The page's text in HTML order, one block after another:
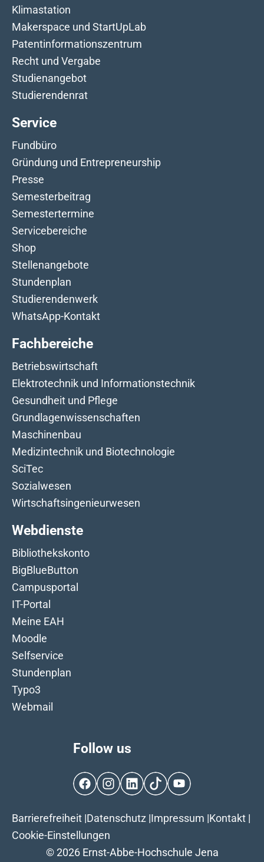
Klimastation
Makerspace und StartUpLab
Patentinformationszentrum
Recht und Vergabe
Studienangebot
Studierendenrat
Service
Fundbüro
Gründung und Entrepreneurship
Presse
Semesterbeitrag
Semestertermine
Servicebereiche
Shop
Stellenangebote
Stundenplan
Studierendenwerk
WhatsApp-Kontakt
Fachbereiche
Betriebswirtschaft
Elektrotechnik und Informationstechnik
Gesundheit und Pflege
Grundlagenwissenschaften
Maschinenbau
Medizintechnik und Biotechnologie
SciTec
Sozialwesen
Wirtschaftsingenieurwesen
Webdienste
Bibliothekskonto
BigBlueButton
Campusportal
IT-Portal
Meine EAH
Moodle
Selfservice
Stundenplan
Typo3
Webmail
Follow us
FacebookInstagram
LinkedInTikTokYouTube
Barrierefreiheit |Datenschutz |Impressum |Kontakt |
Cookie-Einstellungen
© 2026 Ernst-Abbe-Hochschule Jena